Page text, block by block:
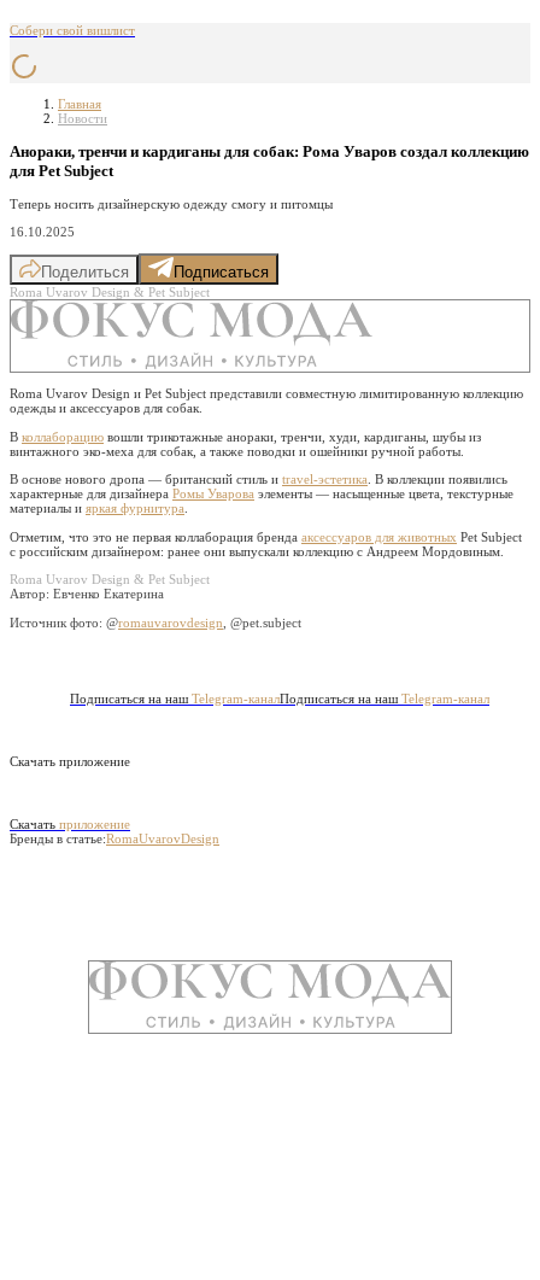
Собери свой вишлист
Главная
Новости
Анораки, тренчи и кардиганы для собак: Рома Уваров создал коллекцию
для Pet Subject
Теперь носить дизайнерскую одежду смогу и питомцы
16.10.2025
Поделиться Подписаться
Roma Uvarov Design & Pet Subject
Roma Uvarov Design и Pet Subject представили совместную лимитированную коллекцию
одежды и аксессуаров для собак.
В коллаборацию вошли трикотажные анораки, тренчи, худи, кардиганы, шубы из
винтажного эко-меха для собак, а также поводки и ошейники ручной работы.
В основе нового дропа — британский стиль и travel-эстетика . В коллекции появились
характерные для дизайнера Ромы Уварова элементы — насыщенные цвета, текстурные
материалы и яркая фурнитура
Отметим, что это не первая коллаборация бренда аксессуаров для животных Pet Subject
с российским дизайнером: ранее они выпускали коллекцию с Андреем Мордовиным.
Roma Uvarov Design & Pet Subject
Автор: Евченко Екатерина
Источник фото: @romauvarovdesign , @pet.subject
Подписаться на наш Telegram-каналПодписаться на наш Telegram-канал
Скачать приложение
Скачать приложение
Бренды в статье:RomaUvarovDesign